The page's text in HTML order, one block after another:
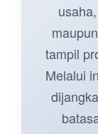
tampil
Melalui